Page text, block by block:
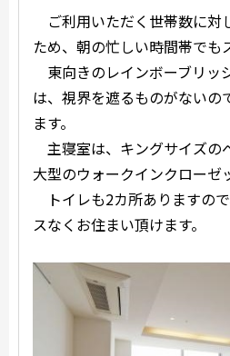
ご利用いただく世帯数に対
ため、朝の忙しい時間帯でも
東向きのレインボーブリッ
は、視界を遮るものがないの
ます。
主寝室は、キングサイズの
大型のウォークインクローゼ
トイレも2カ所ありますの
スなくお住まい頂けます。